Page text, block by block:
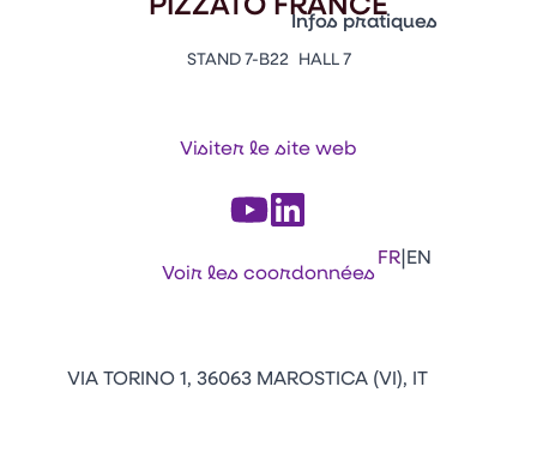
Vitrine Innovations
Emballages
Infos pratiques
Contacts
Appuyez sur Entrée pour
FR|EN
STAND 7-B22 HALL 7
Visiter le site web
Voir les coordonnées
VIA TORINO 1, 36063 MAROSTICA (VI), IT